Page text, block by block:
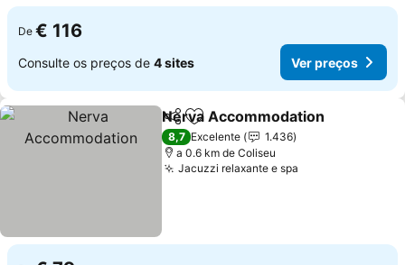
De € 116
Consulte os preços de 4 sites Ver preços
PartilharAdicionar aos favoritos
Nerva Accommodation
8,7 Excelente
1.436
a 0.6 km de Coliseu
Jacuzzi relaxante e spa